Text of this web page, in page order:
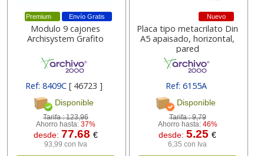
Envío Gratis
Premium
Modulo 9 cajones
Archisystem Grafito
Ref: 8409C [ 46723 ]
Disponible
Tarifa :123,96
Ahorro hasta: 37%
desde: 77.68 €
93,99 con Iva
Nuevo
Placa tipo metacrilato Din
A5 apaisado, horizontal,
pared
Ref: 6155A
Disponible
Tarifa :9,79
Ahorro hasta: 46%
desde:5.25€
6,35 con Iva